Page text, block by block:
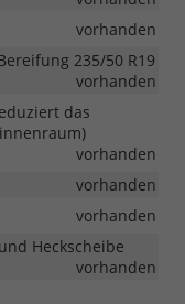
vorhanden
235/50 R19
vorhanden
das
vorhanden
vorhanden
vorhanden
Heckscheibe
vorhanden